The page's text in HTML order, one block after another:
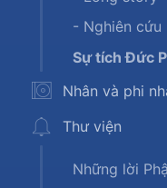
- Nghiên cứu
Sự tích Đức
Nhân và phi
Thư viện
Những lời